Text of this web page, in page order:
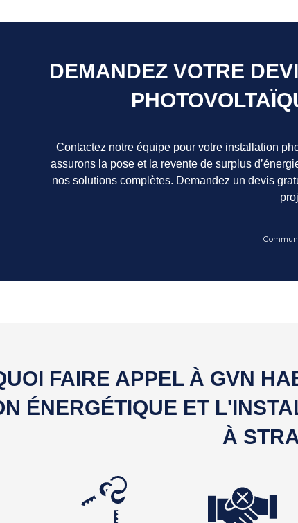
DEMANDEZ VOTRE
Contactez notre équipe pour votre installation
assurons la pose et la revente de surplus
nos solutions complètes. Demandez un devis
FAIRE APPEL À GVN
ÉNERGÉTIQUE ET
À